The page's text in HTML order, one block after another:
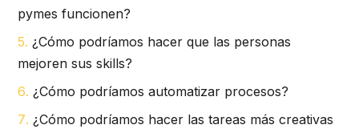
pymes funcionen?
¿Cómo podríamos hacer que las personas
mejoren sus skills?
¿Cómo podríamos automatizar procesos?
¿Cómo podríamos hacer las tareas más creativas